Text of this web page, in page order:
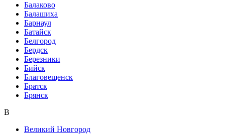
Балаково
Балашиха
Барнаул
Батайск
Белгород
Бердск
Березники
Бийск
Благовещенск
Братск
Брянск
В
Великий Новгород